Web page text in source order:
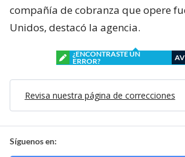
compañía de cobranza que opere
Unidos, destacó la agencia.
¿ENCONTRASTE UN
ERROR?
Revisa nuestra página de correcciones
Síguenos en: